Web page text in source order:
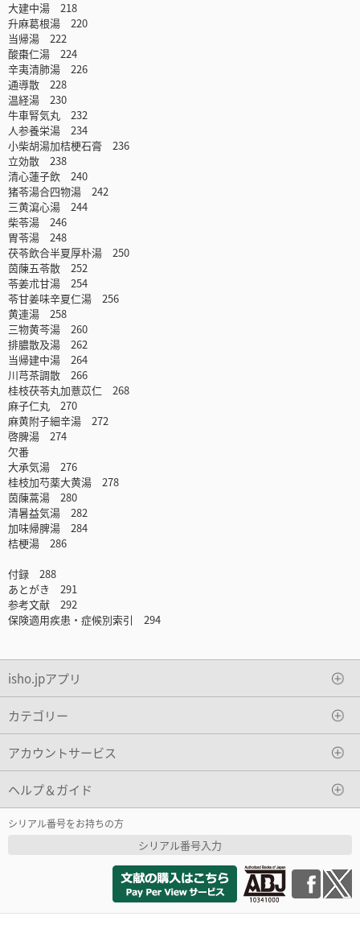
大建中湯 218
升麻葛根湯 220
当帰湯 222
酸棗仁湯 224
辛夷清肺湯 226
通導散 228
温経湯 230
牛車腎気丸 232
人参養栄湯 234
小柴胡湯加桔梗石膏 236
立効散 238
清心蓮子飲 240
猪苓湯合四物湯 242
三黄瀉心湯 244
柴苓湯 246
胃苓湯 248
茯苓飲合半夏厚朴湯 250
茵蔯五苓散 252
苓姜朮甘湯 254
苓甘姜味辛夏仁湯 256
黄連湯 258
三物黄芩湯 260
排膿散及湯 262
当帰建中湯 264
川芎茶調散 266
桂枝茯苓丸加薏苡仁 268
麻子仁丸 270
麻黄附子細辛湯 272
啓脾湯 274
欠番
大承気湯 276
桂枝加芍薬大黄湯 278
茵蔯蒿湯 280
清暑益気湯 282
加味帰脾湯 284
桔梗湯 286
付録 288
あとがき 291
参考文献 292
保険適用疾患・症候別索引 294
isho.jpアプリ
カテゴリー
アカウントサービス
ヘルプ＆ガイド
シリアル番号をお持ちの方
シリアル番号入力